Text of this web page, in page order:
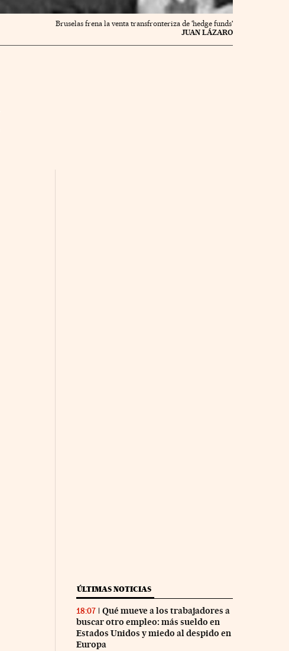
Bruselas frena la venta transfronteriza de 'hedge funds'
JUAN LÁZARO
ÚLTIMAS NOTICIAS
18:07
Qué mueve a los trabajadores a
buscar otro empleo: más sueldo en
Estados Unidos y miedo al despido en
Europa